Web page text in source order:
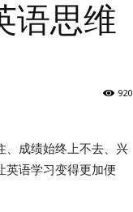
语思维
920
成绩始终上不去、兴
语学习变得更加便